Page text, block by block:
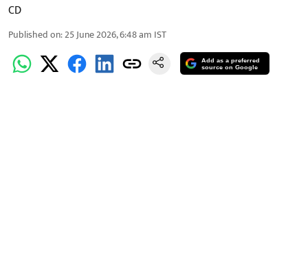
CD
Published on:25 June 2026, 6:48 am IST
Add as a preferred
source on Google